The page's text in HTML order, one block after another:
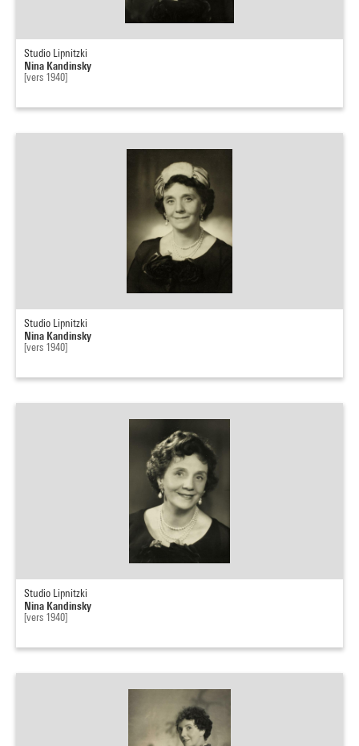
Studio Lipnitzki
Nina Kandinsky
[vers 1940]
Studio Lipnitzki
Nina Kandinsky
[vers 1940]
Studio Lipnitzki
Nina Kandinsky
[vers 1940]